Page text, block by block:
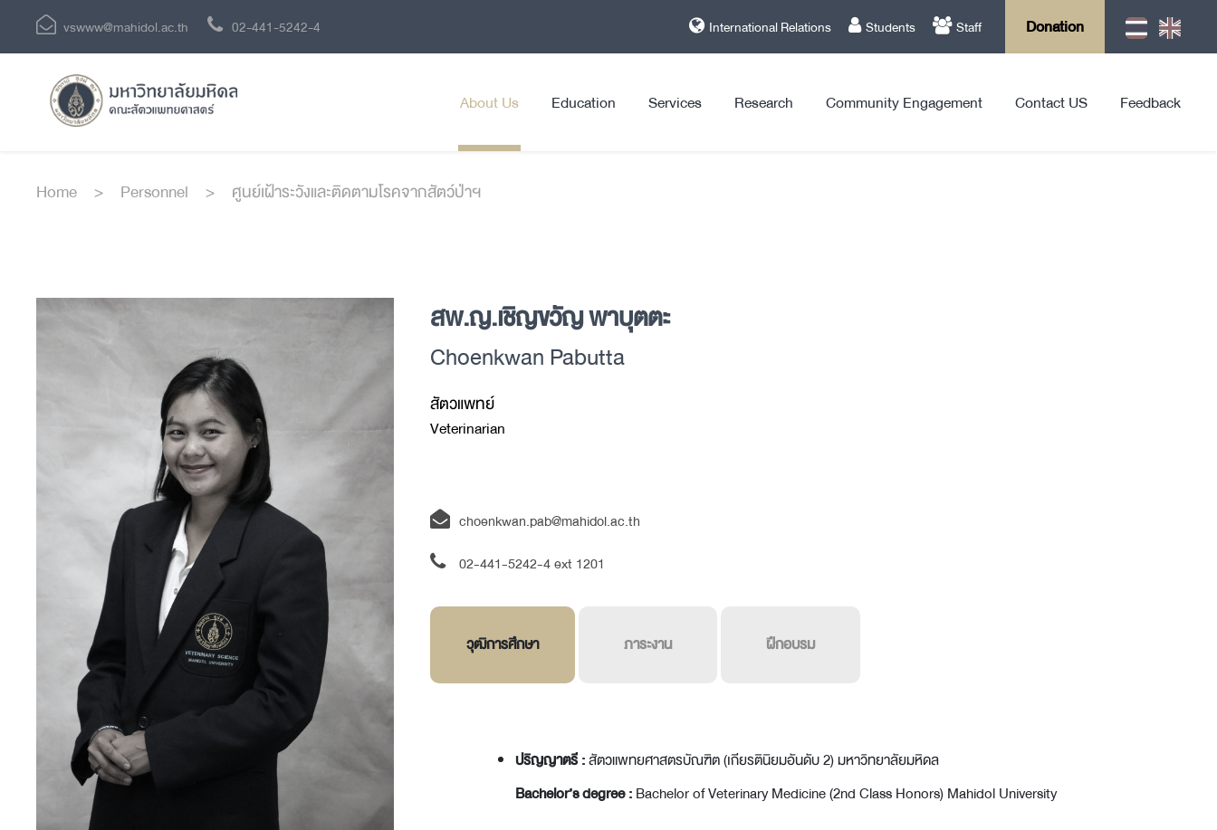
vswww@mahidol.ac.th 02-441-5242-4 International Relations Students Staff Donation
About Us Education Services Research Community Engagement Contact US Feedback
Home > Personnel > ศูนย์เฝ้าระวังและติดตามโรคจากสัตว์ป่าฯ
สพ.ญ.เชิญขวัญ พาบุตตะ
Choenkwan Pabutta
สัตวแพทย์
Veterinarian
choenkwan.pab@mahidol.ac.th
02-441-5242-4 ext 1201
วุฒิการศึกษา ภาระงาน ฝึกอบรม
ปริญญาตรี :สัตวแพทยศาสตรบัณฑิต (เกียรตินิยมอันดับ 2) มหาวิทยาลัยมหิดล
Bachelor’s degree :Bachelor of Veterinary Medicine (2nd Class Honors) Mahidol University